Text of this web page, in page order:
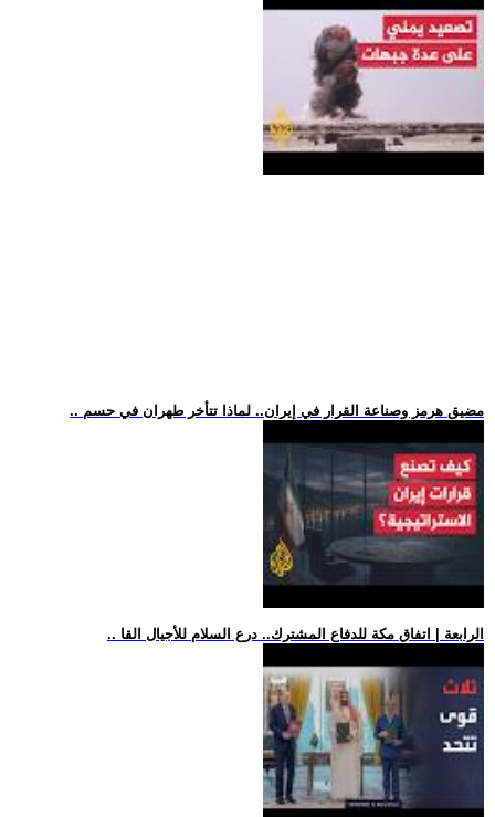
.. مضيق هرمز وصناعة القرار في إيران.. لماذا تتأخر طهران في حسم
.. الرابعة | اتفاق مكة للدفاع المشترك.. درع السلام للأجيال القا